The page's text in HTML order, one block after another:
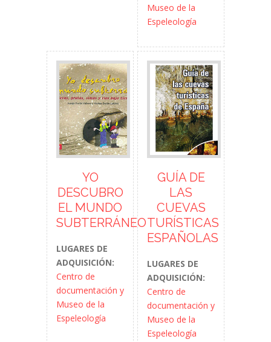
Museo de la
Espeleología
YO
DESCUBRO
EL MUNDO
SUBTERRÁNEO
LUGARES DE
ADQUISICIÓN:
Centro de
documentación y
Museo de la
Espeleología
GUÍA DE
LAS
CUEVAS
TURÍSTICAS
ESPAÑOLAS
LUGARES DE
ADQUISICIÓN:
Centro de
documentación y
Museo de la
Espeleología